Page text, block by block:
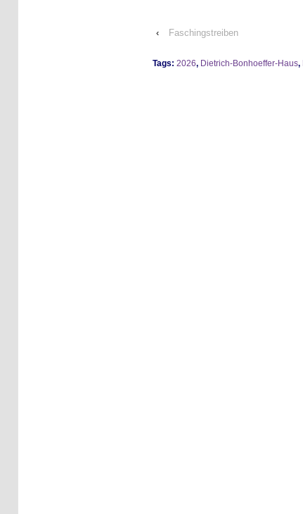
‹ Faschingstreiben
Tags: 2026, Dietrich-Bonhoeffer-Haus,